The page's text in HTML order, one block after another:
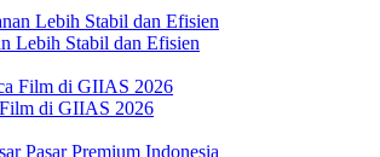
Lebih Stabil dan Efisien
di GIIAS 2026